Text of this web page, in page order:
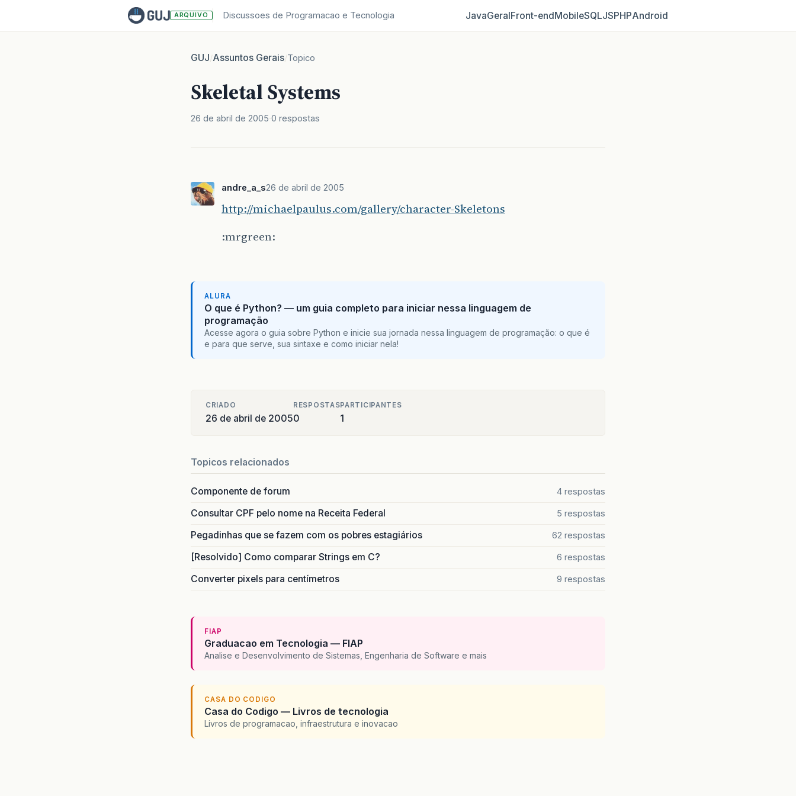
ARQUIVO Discussoes de Programacao e Tecnologia JavaGeralFront‑endMobileSQLJSPHPAndroid
GUJ/Assuntos Gerais/Topico
Skeletal Systems
26 de abril de 2005 0 respostas
andre_a_s26 de abril de 2005
http://michaelpaulus.com/gallery/character-Skeletons
:mrgreen:
ALURA
O que é Python? — um guia completo para iniciar nessa linguagem de
programação
Acesse agora o guia sobre Python e inicie sua jornada nessa linguagem de programação: o que é
e para que serve, sua sintaxe e como iniciar nela!
CRIADO
26 de abril de 2005
RESPOSTAS
0
PARTICIPANTES
1
Topicos relacionados
Componente de forum 4 respostas
Consultar CPF pelo nome na Receita Federal 5 respostas
Pegadinhas que se fazem com os pobres estagiários 62 respostas
[Resolvido] Como comparar Strings em C? 6 respostas
Converter pixels para centímetros 9 respostas
FIAP
Graduacao em Tecnologia — FIAP
Analise e Desenvolvimento de Sistemas, Engenharia de Software e mais
CASA DO CODIGO
Casa do Codigo — Livros de tecnologia
Livros de programacao, infraestrutura e inovacao